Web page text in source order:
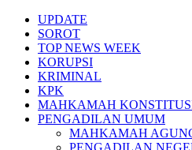
Skip
content
UPDATE
SOROT
TOP NEWS WEEK
KORUPSI
KRIMINAL
KPK
MAHKAMAH
PENGADILAN UMUM
MAHKAMAH
PENGADILAN